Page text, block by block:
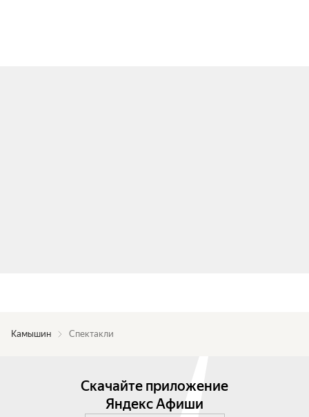
Камышин Спектакли
Скачайте приложение
Яндекс Афиши